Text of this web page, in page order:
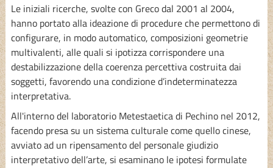
Le iniziali ricerche, svolte con Greco dal 2001 al 2004,
hanno portato alla ideazione di procedure che permettono di
configurare, in modo automatico, composizioni geometrie
multivalenti, alle quali si ipotizza corrispondere una
destabilizzazione della coerenza percettiva costruita dai
soggetti, favorendo una condizione d’indeterminatezza
interpretativa.
All'interno del laboratorio Metestaetica di Pechino nel 2012,
facendo presa su un sistema culturale come quello cinese,
avviato ad un ripensamento del personale giudizio
interpretativo dell’arte, si esaminano le ipotesi formulate